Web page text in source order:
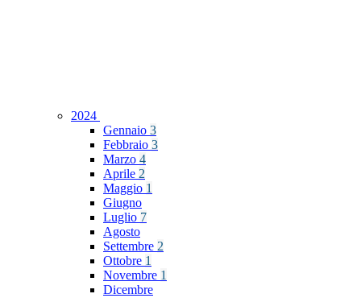
2024
Gennaio 3
Febbraio 3
Marzo 4
Aprile 2
Maggio 1
Giugno
Luglio 7
Agosto
Settembre 2
Ottobre 1
Novembre 1
Dicembre